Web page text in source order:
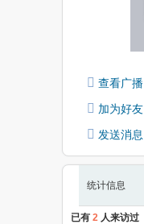
查看广播
加为好友
发送消息
统计信息
已有 2 人来访过